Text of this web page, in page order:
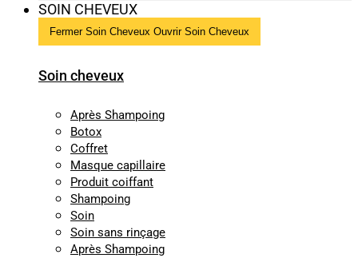
SOIN CHEVEUX
Fermer Soin Cheveux Ouvrir Soin Cheveux
Soin cheveux
Après Shampoing
Botox
Coffret
Masque capillaire
Produit coiffant
Shampoing
Soin
Soin sans rinçage
Après Shampoing